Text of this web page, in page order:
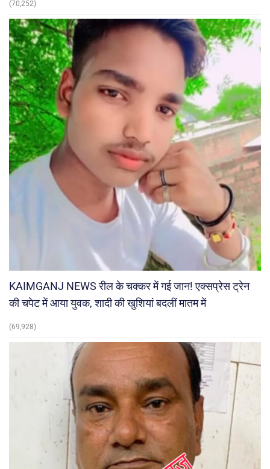
(70,252)
KAIMGANJ NEWS रील के चक्कर में गई जान! एक्सप्रेस ट्रेन
की चपेट में आया युवक, शादी की खुशियां बदलीं मातम में
(69,928)